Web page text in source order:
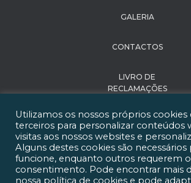
GALERIA
CONTACTOS
LIVRO DE
RECLAMAÇÕES
POLÍTICA DE
PRIVACIDADE
RECRUTAMENTO
Utilizamos os nossos próprios cookies
terceiros para personalizar conteúdos
visitas aos nossos websites e
Alguns destes cookies são necessários
funcione, enquanto outros requerem o
consentimento. Pode encontrar mais
nossa política de cookies e pode